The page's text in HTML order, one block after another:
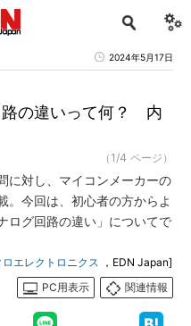
2024年5月17日
路の違いって何？ 内
（1/4 ページ）
に対し、マイコンメーカーの
。今回は、初心者の方からよ
ログ回路の違い」についてで
エレクトロニクス ，EDN Japan]
PC用表示
関連情報